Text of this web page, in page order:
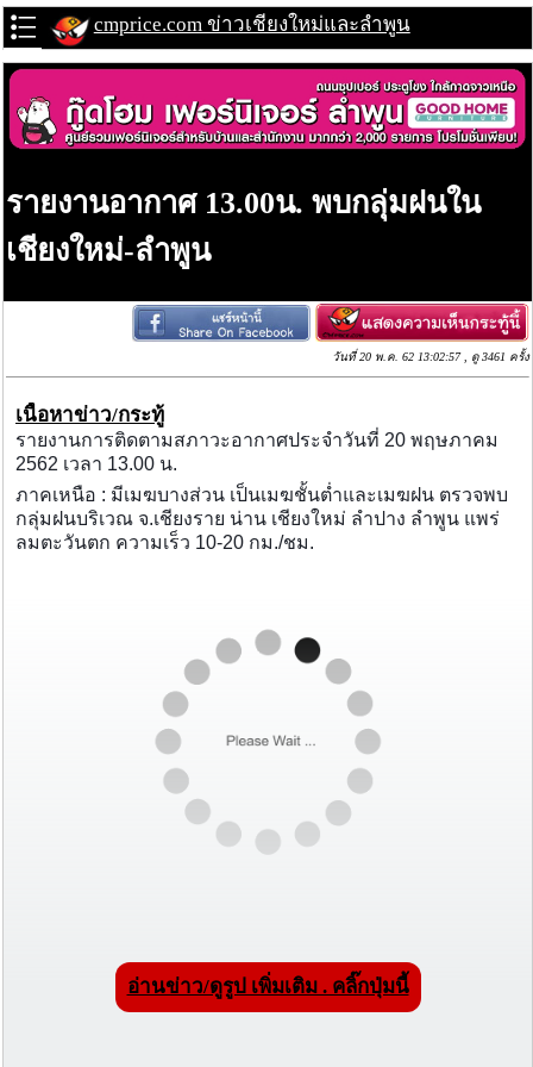
cmprice.com ข่าวเชียงใหม่และลำพูน
รายงานอากาศ 13.00น. พบกลุ่มฝนใน
เชียงใหม่-ลำพูน
วันที่ 20 พ.ค. 62 13:02:57 , ดู 3461 ครั้ง
เนื้อหาข่าว/กระทู้
รายงานการติดตามสภาวะอากาศประจำวันที่ 20 พฤษภาคม
2562 เวลา 13.00 น.
ภาคเหนือ : มีเมฆบางส่วน เป็นเมฆชั้นต่ำและเมฆฝน ตรวจพบ
กลุ่มฝนบริเวณ จ.เชียงราย น่าน เชียงใหม่ ลำปาง ลำพูน แพร่
ลมตะวันตก ความเร็ว 10-20 กม./ชม.
อ่านข่าว/ดูรูป เพิ่มเติม . คลิ๊กปุ่มนี้